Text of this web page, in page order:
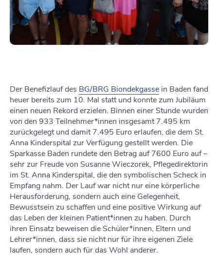
Der Benefizlauf des BG/BRG Biondekgasse in Baden fand
heuer bereits zum 10. Mal statt und konnte zum Jubiläum
einen neuen Rekord erzielen. Binnen einer Stunde wurden
von den 933 Teilnehmer*innen insgesamt 7.495 km
zurückgelegt und damit 7.495 Euro erlaufen, die dem St.
Anna Kinderspital zur Verfügung gestellt werden. Die
Sparkasse Baden rundete den Betrag auf 7600 Euro auf –
sehr zur Freude von Susanne Wieczorek, Pflegedirektorin
im St. Anna Kinderspital, die den symbolischen Scheck in
Empfang nahm. Der Lauf war nicht nur eine körperliche
Herausforderung, sondern auch eine Gelegenheit,
Bewusstsein zu schaffen und eine positive Wirkung auf
das Leben der kleinen Patient*innen zu haben. Durch
ihren Einsatz beweisen die Schüler*innen, Eltern und
Lehrer*innen, dass sie nicht nur für ihre eigenen Ziele
laufen, sondern auch für das Wohl anderer.